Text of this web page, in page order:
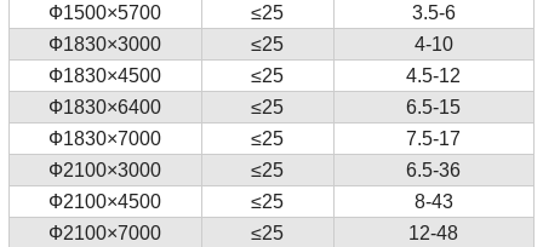
Ф1500×5700
≤25
3.5-6
Ф1830×3000
≤25
4-10
Ф1830×4500
≤25
4.5-12
Ф1830×6400
≤25
6.5-15
Ф1830×7000
≤25
7.5-17
Ф2100×3000
≤25
6.5-36
Ф2100×4500
≤25
8-43
Ф2100×7000
≤25
12-48